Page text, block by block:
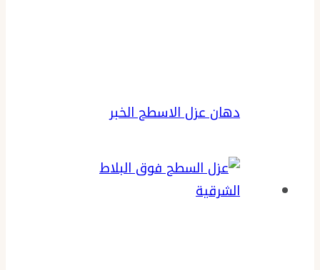
دهان عزل الاسطح الخبر